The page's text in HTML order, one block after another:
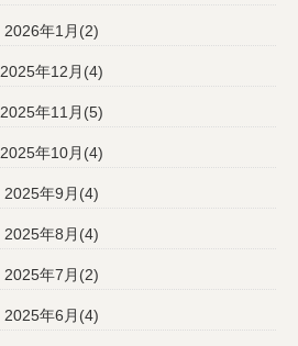
2026年1月(2)
2025年12月(4)
2025年11月(5)
2025年10月(4)
2025年9月(4)
2025年8月(4)
2025年7月(2)
2025年6月(4)